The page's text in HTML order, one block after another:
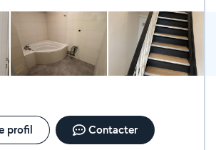
profil Contacter